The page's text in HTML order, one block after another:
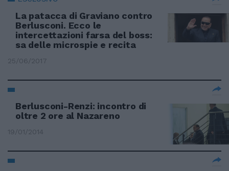
La patacca di Graviano contro
Berlusconi. Ecco le
intercettazioni farsa del boss:
sa delle microspie e recita
25/06/2017
Berlusconi-Renzi: incontro di
oltre 2 ore al Nazareno
19/01/2014